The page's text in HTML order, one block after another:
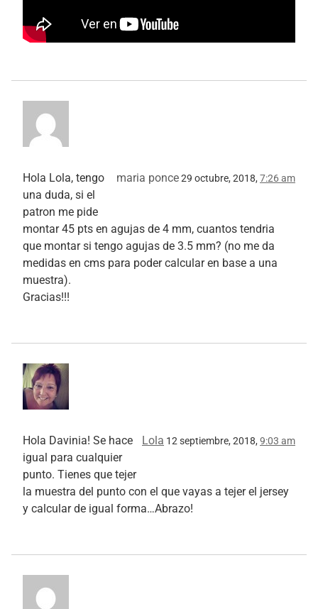
maria ponce29 octubre, 2018, 7:26 am
Hola Lola, tengo
una duda, si el
patron me pide
montar 45 pts en agujas de 4 mm, cuantos tendria
que montar si tengo agujas de 3.5 mm? (no me da
medidas en cms para poder calcular en base a una
muestra).
Gracias!!!
Lola 12 septiembre, 2018, 9:03 am
Hola Davinia! Se hace
igual para cualquier
punto. Tienes que tejer
la muestra del punto con el que vayas a tejer el jersey
y calcular de igual forma…Abrazo!